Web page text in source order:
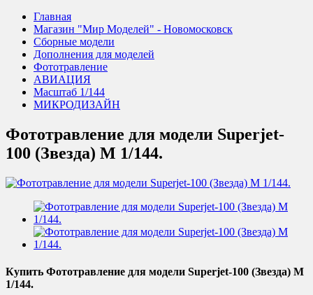
Главная
Магазин "Мир Моделей" - Новомосковск
Сборные модели
Дополнения для моделей
Фототравление
АВИАЦИЯ
Масштаб 1/144
МИКРОДИЗАЙН
Фототравление для модели Superjet-
100 (Звезда) М 1/144.
Купить Фототравление для модели Superjet-100 (Звезда) М
1/144.